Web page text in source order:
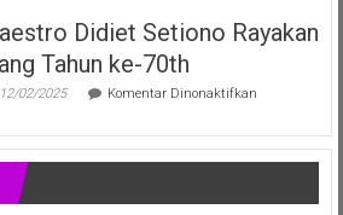
Positif
Anak
Siap
Harumkan
Ajang
Juli
Didiet Setiono Rayakan
Tahun ke-70th
12/02/2025 Komentar Dinonaktifkanpada
Setiono
Rayakan
Tahun